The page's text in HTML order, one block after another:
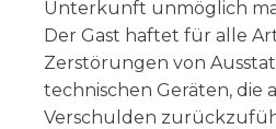
Unterkunft unmöglich
Der Gast haftet für alle
Zerstörungen von
technischen Geräten, die
Verschulden